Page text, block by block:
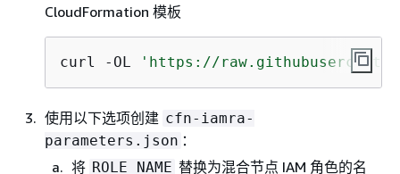
CloudFormation 模板
curl -OL 'https://
使用以下选项创建 cfn-iamra-
parameters.json ：
将 ROLE_NAME 替换为混合节点 IAM 角色的名